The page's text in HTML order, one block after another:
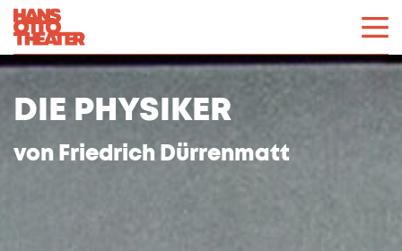
DIE PHYSIKER
von Friedrich Dürrenmatt